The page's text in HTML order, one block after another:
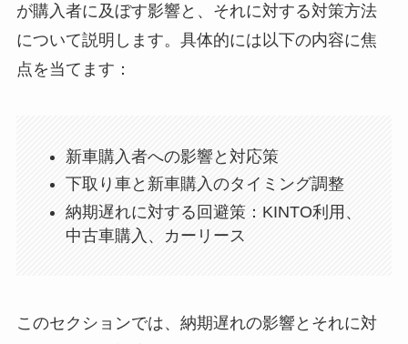
が購入者に及ぼす影響と、それに対する対策方法
について説明します。具体的には以下の内容に焦
点を当てます：
新車購入者への影響と対応策
下取り車と新車購入のタイミング調整
納期遅れに対する回避策：KINTO利用、
中古車購入、カーリース
このセクションでは、納期遅れの影響とそれに対